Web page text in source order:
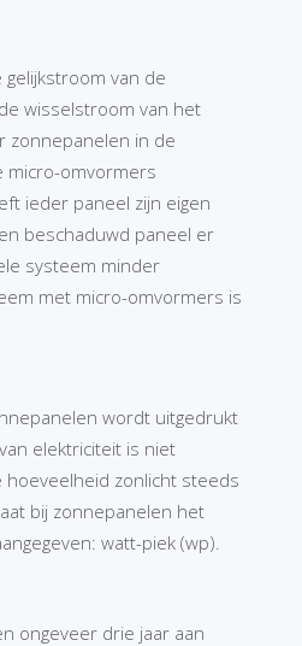
van de
wisselstroom van het
zonnepanelen in de
micro-omvormers
ieder paneel zijn eigen
beschaduwd paneel er
systeem minder
met micro-omvormers is
wordt uitgedrukt
elektriciteit is niet
hoeveelheid zonlicht steeds
bij zonnepanelen het
watt-piek (wp).
ongeveer drie jaar aan